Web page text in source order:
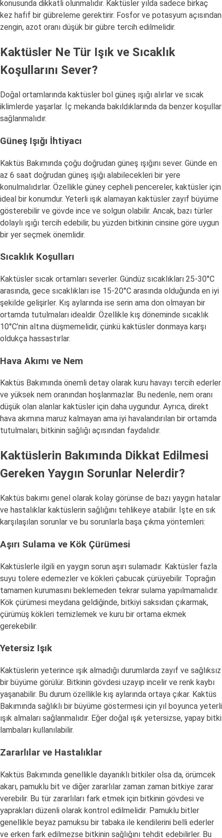
konusunda dikkatli olunmalıdır. Kaktüsler yılda sadece birkaç
kez hafif bir gübreleme gerektirir. Fosfor ve potasyum açısından
zengin, azot oranı düşük bir gübre tercih edilmelidir.
Kaktüsler Ne Tür Işık ve Sıcaklık
Koşullarını Sever?
Doğal ortamlarında kaktüsler bol güneş ışığı alırlar ve sıcak
iklimlerde yaşarlar. İç mekanda bakıldıklarında da benzer koşullar
sağlanmalıdır.
Güneş Işığı İhtiyacı
Kaktüs Bakımında çoğu doğrudan güneş ışığını sever. Günde en
az 6 saat doğrudan güneş ışığı alabilecekleri bir yere
konulmalıdırlar. Özellikle güney cepheli pencereler, kaktüsler için
ideal bir konumdur. Yeterli ışık alamayan kaktüsler zayıf büyüme
gösterebilir ve gövde ince ve solgun olabilir. Ancak, bazı türler
dolaylı ışığı tercih edebilir, bu yüzden bitkinin cinsine göre uygun
bir yer seçmek önemlidir.
Sıcaklık Koşulları
Kaktüsler sıcak ortamları severler. Gündüz sıcaklıkları 25-30°C
arasında, gece sıcaklıkları ise 15-20°C arasında olduğunda en iyi
şekilde gelişirler. Kış aylarında ise serin ama don olmayan bir
ortamda tutulmaları idealdir. Özellikle kış döneminde sıcaklık
10°C’nin altına düşmemelidir, çünkü kaktüsler donmaya karşı
oldukça hassastırlar.
Hava Akımı ve Nem
Kaktüs Bakımında önemli detay olarak kuru havayı tercih ederler
ve yüksek nem oranından hoşlanmazlar. Bu nedenle, nem oranı
düşük olan alanlar kaktüsler için daha uygundur. Ayrıca, direkt
hava akımına maruz kalmayan ama iyi havalandırılan bir ortamda
tutulmaları, bitkinin sağlığı açısından faydalıdır.
Kaktüslerin Bakımında Dikkat Edilmesi
Gereken Yaygın Sorunlar Nelerdir?
Kaktüs bakımı genel olarak kolay görünse de bazı yaygın hatalar
ve hastalıklar kaktüslerin sağlığını tehlikeye atabilir. İşte en sık
karşılaşılan sorunlar ve bu sorunlarla başa çıkma yöntemleri:
Aşırı Sulama ve Kök Çürümesi
Kaktüslerle ilgili en yaygın sorun aşırı sulamadır. Kaktüsler fazla
suyu tolere edemezler ve kökleri çabucak çürüyebilir. Toprağın
tamamen kurumasını beklemeden tekrar sulama yapılmamalıdır.
Kök çürümesi meydana geldiğinde, bitkiyi saksıdan çıkarmak,
çürümüş kökleri temizlemek ve kuru bir ortama ekmek
gerekebilir.
Yetersiz Işık
Kaktüslerin yeterince ışık almadığı durumlarda zayıf ve sağlıksız
bir büyüme görülür. Bitkinin gövdesi uzayıp incelir ve renk kaybı
yaşanabilir. Bu durum özellikle kış aylarında ortaya çıkar. Kaktüs
Bakımında sağlıklı bir büyüme göstermesi için yıl boyunca yeterli
ışık almaları sağlanmalıdır. Eğer doğal ışık yetersizse, yapay bitki
lambaları kullanılabilir.
Zararlılar ve Hastalıklar
Kaktüs Bakımında genellikle dayanıklı bitkiler olsa da, örümcek
akarı, pamuklu bit ve diğer zararlılar zaman zaman bitkiye zarar
verebilir. Bu tür zararlıları fark etmek için bitkinin gövdesi ve
yaprakları düzenli olarak kontrol edilmelidir. Pamuklu bitler
genellikle beyaz pamuksu bir tabaka ile kendilerini belli ederler
ve erken fark edilmezse bitkinin sağlığını tehdit edebilirler. Bu